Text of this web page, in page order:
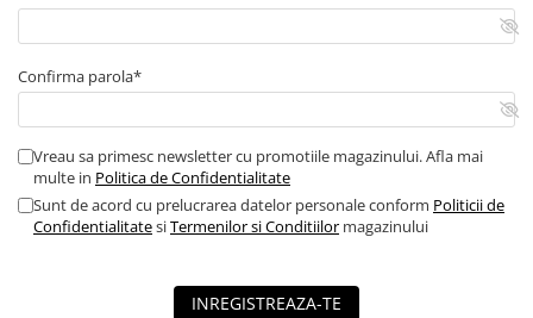
■ Vulcanizare
■ Vopsea spray
■ Sistem AC
■ Bancuri de scule
■ Ulei motor RAVENOL
Confirma parola*
Vreau sa primesc newsletter cu promotiile magazinului. Afla mai
multe in Politica de Confidentialitate
Sunt de acord cu prelucrarea datelor personale conform Politicii de
ConfidentialitatesiTermenilor si Conditiilor magazinului
INREGISTREAZA-TE